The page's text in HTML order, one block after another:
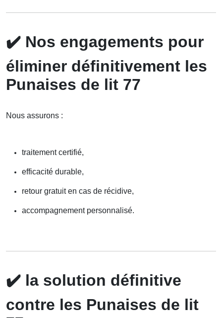
✔️ Nos engagements pour
éliminer définitivement les
Punaises de lit 77
Nous assurons :
traitement certifié,
efficacité durable,
retour gratuit en cas de récidive,
accompagnement personnalisé.
✔️ la solution définitive
contre les Punaises de lit